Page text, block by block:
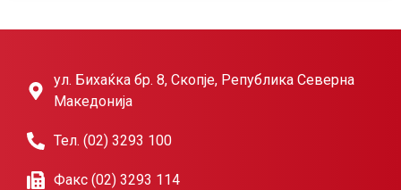
ул. Бихаќка бр. 8, Скопје, Република Северна
Македонија
Тел. (02) 3293 100
Факс (02) 3293 114